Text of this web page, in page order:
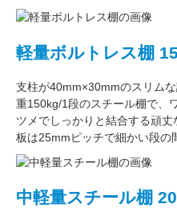
軽量ボルトレス棚
支柱が40mm×30mmのスリム
重150kg/1段のスチール棚で、
ツメでしっかりと結合する頑
板は25mmピッチで細かい段の
中軽量スチール棚